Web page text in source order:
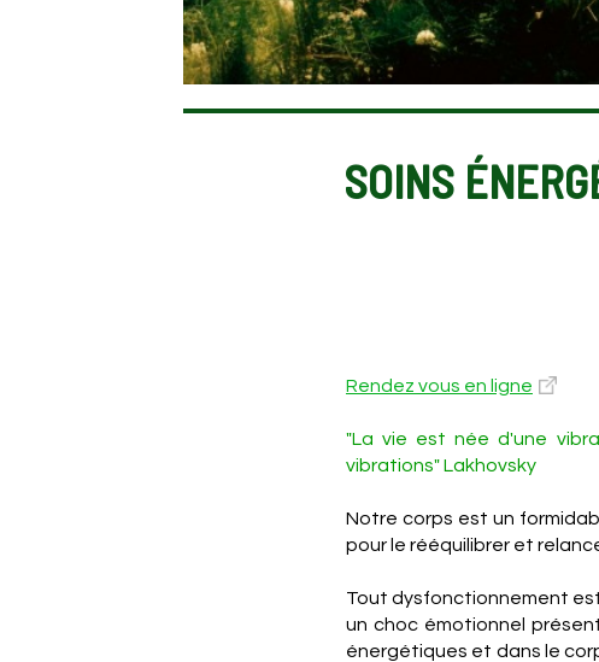
SOINS
Rendez vous en ligne
"La vie est née d'une
vibrations" Lakhovsky
Notre corps est un
pour le rééquilibrer et
Tout dysfonctionnement
un choc émotionnel
énergétiques et dans le